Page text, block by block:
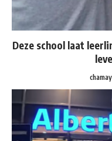
Deze school laat